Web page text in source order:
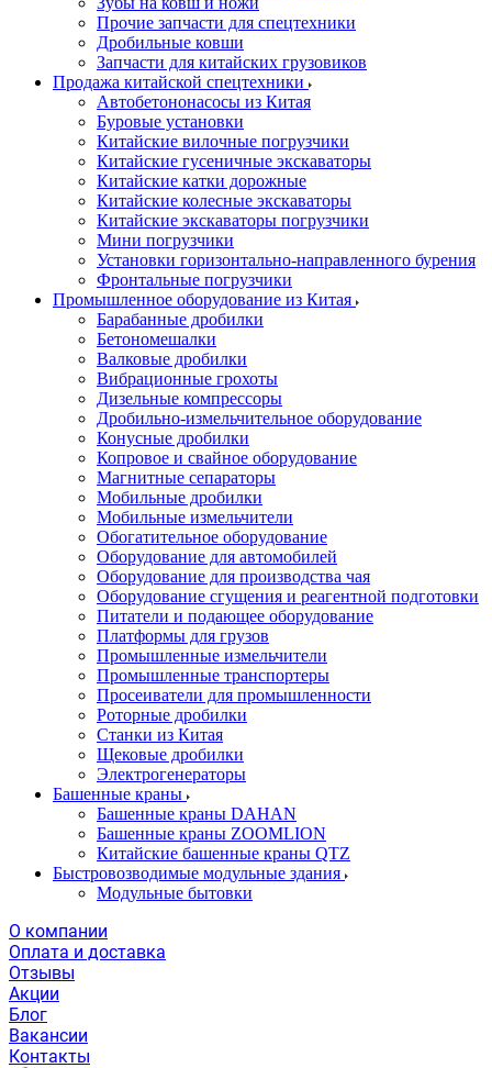
Прочие запчасти для спецтехники
Дробильные ковши
Запчасти для китайских грузовиков
Продажа китайской спецтехники
Автобетононасосы из Китая
Буровые установки
Китайские вилочные погрузчики
Китайские гусеничные экскаваторы
Китайские катки дорожные
Китайские колесные экскаваторы
Китайские экскаваторы погрузчики
Мини погрузчики
Установки горизонтально-направленного бурения
Фронтальные погрузчики
Промышленное оборудование из Китая
Барабанные дробилки
Бетономешалки
Валковые дробилки
Вибрационные грохоты
Дизельные компрессоры
Дробильно-измельчительное оборудование
Конусные дробилки
Копровое и свайное оборудование
Магнитные сепараторы
Мобильные дробилки
Мобильные измельчители
Обогатительное оборудование
Оборудование для автомобилей
Оборудование для производства чая
Оборудование сгущения и реагентной подготовки
Питатели и подающее оборудование
Платформы для грузов
Промышленные измельчители
Промышленные транспортеры
Просеиватели для промышленности
Роторные дробилки
Станки из Китая
Щековые дробилки
Электрогенераторы
Башенные краны
Башенные краны DAHAN
Башенные краны ZOOMLION
Китайские башенные краны QTZ
Быстровозводимые модульные здания
Модульные бытовки
О компании
Оплата и доставка
Отзывы
Акции
Блог
Вакансии
Контакты